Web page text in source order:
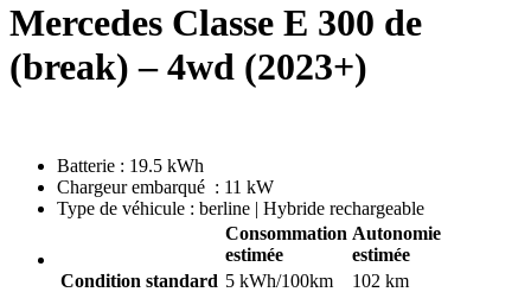
Mercedes Classe E 300 de
(break) – 4wd (2023+)
Batterie : 19.5 kWh
Chargeur embarqué : 11 kW
Type de véhicule : berline | Hybride rechargeable
Consommation
estimée
Autonomie
estimée
Condition standard 5 kWh/100km
102 km